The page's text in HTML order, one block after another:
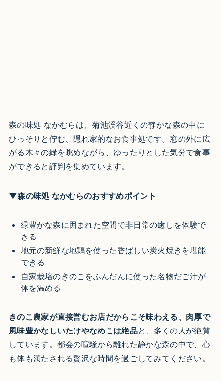
森の味処 なかむらは、菊池渓谷近くの静かな森の中に
ひっそりと佇む、隠れ家的なお食事処です。窓の外に広
がる木々の緑を眺めながら、ゆったりとした気分で食事
ができると評判を集めています。
▼森の味処 なかむらのおすすめポイント
緑豊かな森に囲まれた空間で非日常の癒しを体験で
きる
地元の新鮮な地鶏を使った香ばしい炭火焼きを堪能
できる
自家栽培のきのこをふんだんに使った名物だご汁が
体を温める
きのこ農家が直接営むお店だからこそ味わえる、肉厚で
風味豊かなしいたけやなめこは絶品と、多くの人が絶賛
しています。都会の喧騒から離れた静かな森の中で、心
も体も満たされる贅沢な時間を過ごしてみてください。